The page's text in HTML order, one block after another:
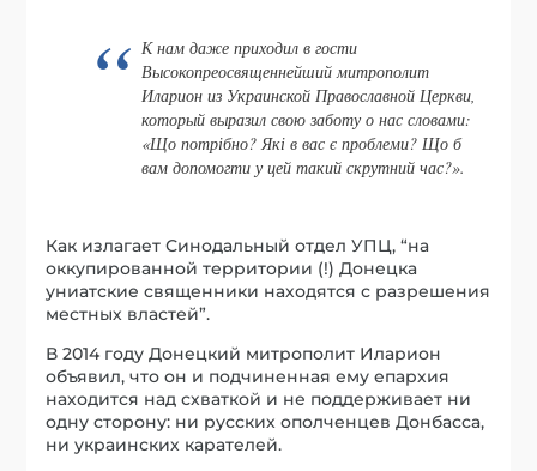
К нам даже приходил в гости
Высокопреосвященнейший митрополит
Иларион из Украинской Православной Церкви,
который выразил свою заботу о нас словами:
«Що потрібно? Які в вас є проблеми? Що б
вам допомогти у цей такий скрутний час?».
Как излагает Синодальный отдел УПЦ, “на
оккупированной территории (!) Донецка
униатские священники находятся с разрешения
местных властей”.
В 2014 году Донецкий митрополит Иларион
объявил, что он и подчиненная ему епархия
находится над схваткой и не поддерживает ни
одну сторону: ни русских ополченцев Донбасса,
ни украинских карателей.